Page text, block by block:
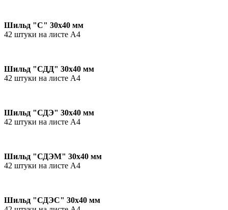
Шильд "С" 30х40 мм
42 штуки на листе А4
Шильд "СДД" 30х40 мм
42 штуки на листе А4
Шильд "СДЭ" 30х40 мм
42 штуки на листе А4
Шильд "СДЭМ" 30х40 мм
42 штуки на листе А4
Шильд "СДЭС" 30х40 мм